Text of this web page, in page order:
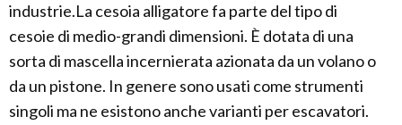
industrie.La cesoia alligatore fa parte del tipo di
cesoie di medio-grandi dimensioni. È dotata di una
sorta di mascella incernierata azionata da un volano o
da un pistone. In genere sono usati come strumenti
singoli ma ne esistono anche varianti per escavatori.